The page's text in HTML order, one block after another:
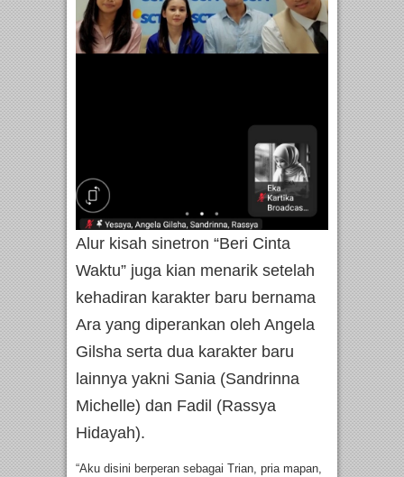
Alur kisah sinetron “Beri Cinta
Waktu” juga kian menarik setelah
kehadiran karakter baru bernama
Ara yang diperankan oleh Angela
Gilsha serta dua karakter baru
lainnya yakni Sania (Sandrinna
Michelle) dan Fadil (Rassya
Hidayah).
“Aku disini berperan sebagai Trian, pria mapan,